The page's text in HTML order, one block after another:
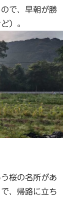
で、早朝が勝
）。
桜の名所があ
、帰路に立ち